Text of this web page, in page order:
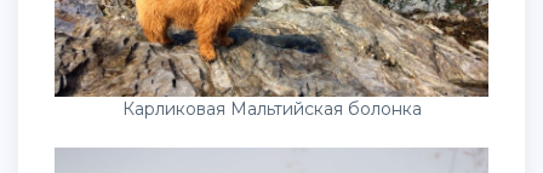
Карликовая Мальтийская болонка